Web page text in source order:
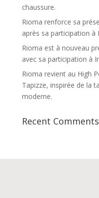
chaussure.
Rioma renforce sa
après sa participation à
Rioma est à nouveau
avec sa participation à
Rioma revient au High
Tapizze, inspirée de la
moderne.
Recent Comments